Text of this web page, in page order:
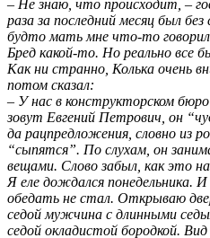
– Не знаю, что происходит, –
раза за последний месяц был без
будто мать мне что-то
Бред какой-то. Но реально все
Как ни странно, Колька очень
потом сказал:
– У нас в конструкторском
зовут Евгений Петрович, он
да рацпредложения, словно из
“сыпятся”. По слухам, он
вещами. Слово забыл, как это
Я еле дождался понедельника.
обедать не стал. Открываю
седой мужчина с длинными
седой окладистой бородкой.